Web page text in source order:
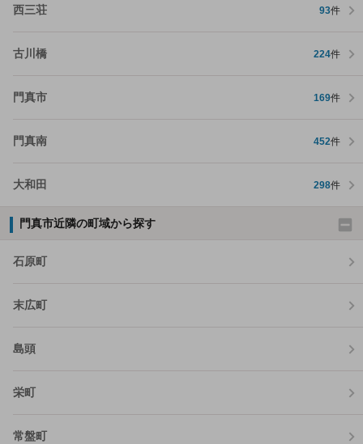
西三荘 93件
古川橋 224件
門真市 169件
門真南 452件
大和田 298件
門真市近隣の町域から探す
石原町
末広町
島頭
栄町
常盤町